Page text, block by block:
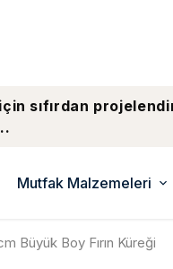
sıfırdan
Mutfak Malzemeleri
Büyük Boy Fırın Küreği